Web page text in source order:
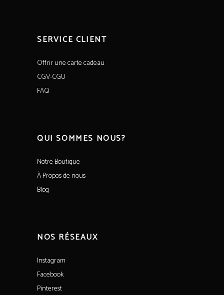
SERVICE CLIENT
Offrir une carte cadeau
CGV-CGU
FAQ
QUI SOMMES NOUS?
Notre Boutique
À Propos de nous
Blog
NOS RÉSEAUX
Instagram
Facebook
Pinterest